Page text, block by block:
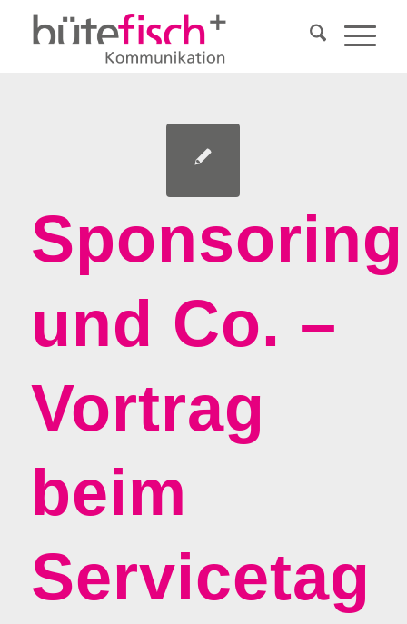
Sponsoring
und Co. –
Vortrag
beim
Servicetag